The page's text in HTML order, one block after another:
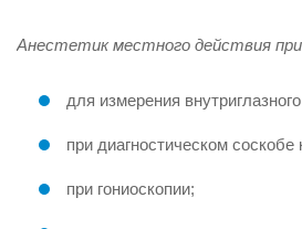
Анестетик местного действия
для измерения
при диагностическом
при гониоскопии;